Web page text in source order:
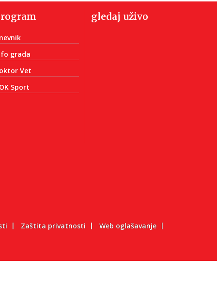
grada
Vet
Sport
gledaj uživo
Zaštita privatnosti Web oglašavanje